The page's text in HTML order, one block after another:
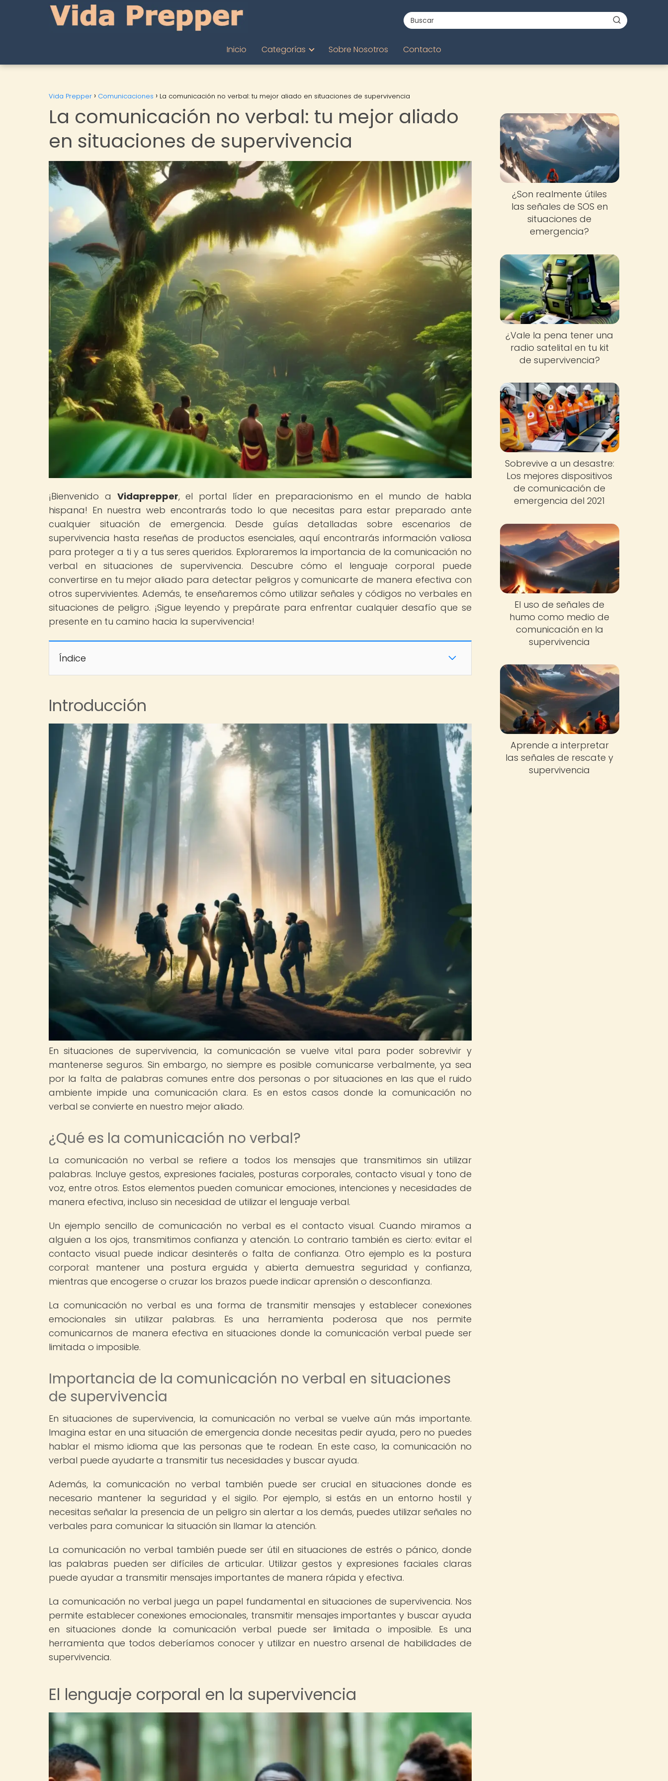
Inicio Categorías Sobre Nosotros Contacto
Vida Prepper Comunicaciones La comunicación no verbal: tu mejor aliado en situaciones de supervivencia
La comunicación no verbal: tu mejor aliado
en situaciones de supervivencia
¡Bienvenido a Vidaprepper, el portal líder en preparacionismo en el mundo de habla
hispana! En nuestra web encontrarás todo lo que necesitas para estar preparado ante
cualquier situación de emergencia. Desde guías detalladas sobre escenarios de
supervivencia hasta reseñas de productos esenciales, aquí encontrarás información valiosa
para proteger a ti y a tus seres queridos. Exploraremos la importancia de la comunicación no
verbal en situaciones de supervivencia. Descubre cómo el lenguaje corporal puede
convertirse en tu mejor aliado para detectar peligros y comunicarte de manera efectiva con
otros supervivientes. Además, te enseñaremos cómo utilizar señales y códigos no verbales en
situaciones de peligro. ¡Sigue leyendo y prepárate para enfrentar cualquier desafío que se
presente en tu camino hacia la supervivencia!
Índice
Introducción
En situaciones de supervivencia, la comunicación se vuelve vital para poder sobrevivir y
mantenerse seguros. Sin embargo, no siempre es posible comunicarse verbalmente, ya sea
por la falta de palabras comunes entre dos personas o por situaciones en las que el ruido
ambiente impide una comunicación clara. Es en estos casos donde la comunicación no
verbal se convierte en nuestro mejor aliado.
¿Qué es la comunicación no verbal?
La comunicación no verbal se refiere a todos los mensajes que transmitimos sin utilizar
palabras. Incluye gestos, expresiones faciales, posturas corporales, contacto visual y tono de
voz, entre otros. Estos elementos pueden comunicar emociones, intenciones y necesidades de
manera efectiva, incluso sin necesidad de utilizar el lenguaje verbal.
Un ejemplo sencillo de comunicación no verbal es el contacto visual. Cuando miramos a
alguien a los ojos, transmitimos confianza y atención. Lo contrario también es cierto: evitar el
contacto visual puede indicar desinterés o falta de confianza. Otro ejemplo es la postura
corporal: mantener una postura erguida y abierta demuestra seguridad y confianza,
mientras que encogerse o cruzar los brazos puede indicar aprensión o desconfianza.
La comunicación no verbal es una forma de transmitir mensajes y establecer conexiones
emocionales sin utilizar palabras. Es una herramienta poderosa que nos permite
comunicarnos de manera efectiva en situaciones donde la comunicación verbal puede ser
limitada o imposible.
Importancia de la comunicación no verbal en situaciones
de supervivencia
En situaciones de supervivencia, la comunicación no verbal se vuelve aún más importante.
Imagina estar en una situación de emergencia donde necesitas pedir ayuda, pero no puedes
hablar el mismo idioma que las personas que te rodean. En este caso, la comunicación no
verbal puede ayudarte a transmitir tus necesidades y buscar ayuda.
Además, la comunicación no verbal también puede ser crucial en situaciones donde es
necesario mantener la seguridad y el sigilo. Por ejemplo, si estás en un entorno hostil y
necesitas señalar la presencia de un peligro sin alertar a los demás, puedes utilizar señales no
verbales para comunicar la situación sin llamar la atención.
La comunicación no verbal también puede ser útil en situaciones de estrés o pánico, donde
las palabras pueden ser difíciles de articular. Utilizar gestos y expresiones faciales claras
puede ayudar a transmitir mensajes importantes de manera rápida y efectiva.
La comunicación no verbal juega un papel fundamental en situaciones de supervivencia. Nos
permite establecer conexiones emocionales, transmitir mensajes importantes y buscar ayuda
en situaciones donde la comunicación verbal puede ser limitada o imposible. Es una
herramienta que todos deberíamos conocer y utilizar en nuestro arsenal de habilidades de
supervivencia.
El lenguaje corporal en la supervivencia
¿Son realmente útiles
las señales de SOS en
situaciones de
emergencia?
¿Vale la pena tener una
radio satelital en tu kit
de supervivencia?
Sobrevive a un desastre:
Los mejores dispositivos
de comunicación de
emergencia del 2021
El uso de señales de
humo como medio de
comunicación en la
supervivencia
Aprende a interpretar
las señales de rescate y
supervivencia